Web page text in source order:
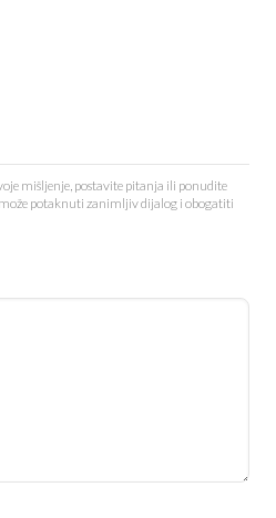
mišljenje, postavite pitanja ili ponudite
potaknuti zanimljiv dijalog i obogatiti